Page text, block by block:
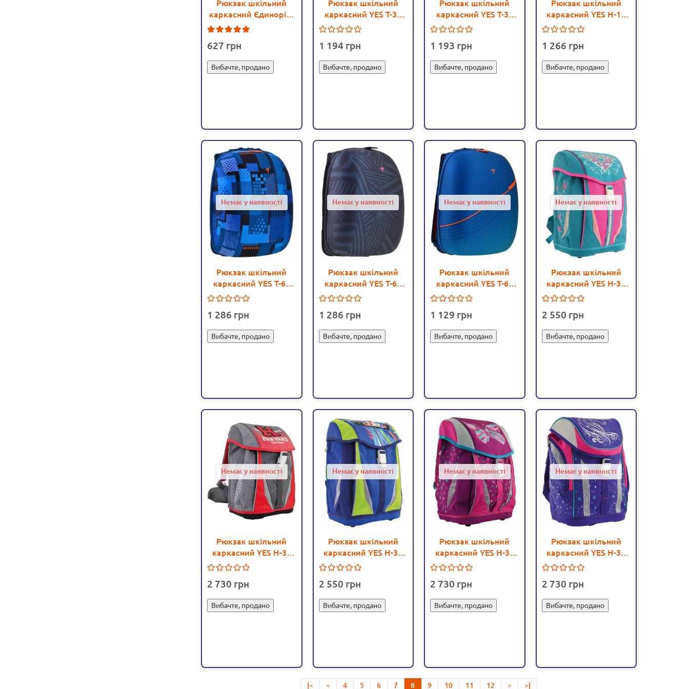
Рюкзак шкільний
каркасний Єдиноріг -
igs С 36188
627
Вибачте, продано
Рюкзак шкільний
каркасний YES Т-33
Stalwart,
555523
1 194
Вибачте, продано
Рюкзак шкільний
каркасний YES Т-33
Stalwart - poz 555521
1 193
Вибачте, продано
Рюкзак шкільний
каркасний YES Н-12
Move, 36х32х17см -
1 266
Вибачте, продано
Немає у наявності
Рюкзак шкільний
каркасний YES T-60
Kaleidoscope - poz
1 286
Вибачте, продано
Немає у наявності
Рюкзак шкільний
каркасний YES T-60
Highway - poz 557283
1 286
Вибачте, продано
Немає у наявності
Рюкзак шкільний
каркасний YES T-60
Azure - poz 557285
1 129
Вибачте, продано
Немає у наявності
Рюкзак шкільний
каркасний YES H-32
Heart - poz 556233
2 550
Вибачте, продано
Немає у наявності
Рюкзак шкільний
каркасний YES H-32
Harvard - poz 556225
2 730
Вибачте, продано
Немає у наявності
Рюкзак шкільний
каркасний YES H-32
Full Power - poz
2 550
Вибачте, продано
Немає у наявності
Рюкзак шкільний
каркасний YES H-32
Butterfly - poz 556231
2 730
Вибачте, продано
Немає у наявності
Рюкзак шкільний
каркасний YES H-30
Unicorn - poz 556221
2 730
Вибачте, продано
|< < 4 5 6 7 8 9 10 11 12 > >|